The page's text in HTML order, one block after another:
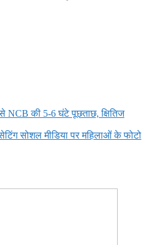
से NCB की 5-6 घंटे पूछताछ, क्षितिज
सोशल मीडिया पर महिलाओं के फोटो